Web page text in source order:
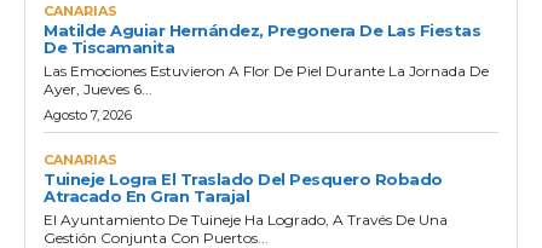
CANARIAS
Matilde Aguiar Hernández, Pregonera De Las Fiestas
De Tiscamanita
Las Emociones Estuvieron A Flor De Piel Durante La Jornada De
Ayer, Jueves 6...
Agosto 7, 2026
CANARIAS
Tuineje Logra El Traslado Del Pesquero Robado
Atracado En Gran Tarajal
El Ayuntamiento De Tuineje Ha Logrado, A Través De Una
Gestión Conjunta Con Puertos...